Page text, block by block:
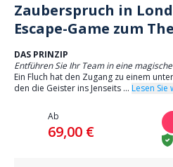
Zauberspruch in
Escape-Game zum
DAS PRINZIP
Entführen Sie Ihr Team in eine
Ein Fluch hat den Zugang zu einem
den die Geister ins Jenseits ... Lesen Sie
Ab
69,00 €